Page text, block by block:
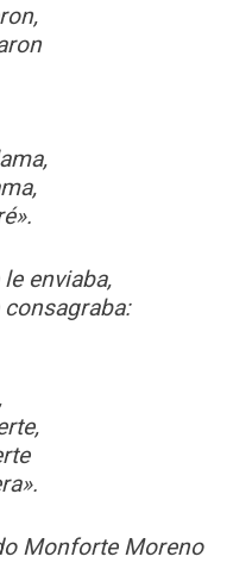
enviaba,
Monforte Moreno